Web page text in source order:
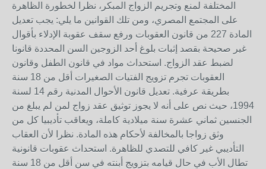
المختلفة لمنع وتجريم الزواج المبكر، نظرا لخطورة الظاهرة
على المجتمع المصري، ومن تلك القوانين ما يلي: يجب تعديل
المادة 227 من قانون العقوبات ورفع سقف عقوبة الإدلاء بأقوال
غير صحيحة بقصد إثبات بلوغ أحد الزوجين السن المحددة قانونا
لضبط عقد الزواج. استحداث مواد في قانون الطفل وقانون
العقوبات تجرم تزويج الفتيات الصغيرات أقل من 18 سنة
بطريقة عرفية. تعديل قانون الأحوال المدنية رقم 14 لسنة
1994، حيث نص على أنه لا يجوز توثيق عقد زواج لمن لم يبلغ من
الجنسين ثماني عشرة سنة ميلادية كاملة، ويعاقب تأديبيا كل من
وثق زواجا بالمخالفة لأحكام هذه المادة. نظرا لأن العقاب
التأديبي غير كافي للتصدي للظاهرة. استحداث عقوبات قانونية
تطال الأب في حال قيامه بتزويج أبنته في سن أقل من 18 سنة